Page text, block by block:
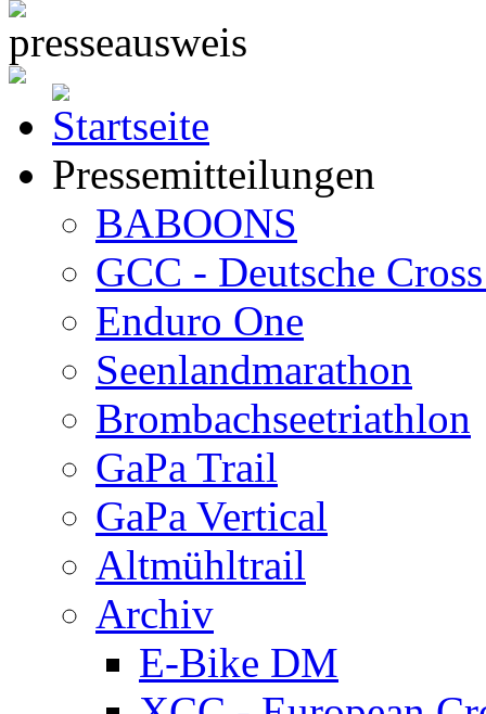
Pressemitteilungen
BABOONS
GCC - Deutsche
Enduro One
Seenlandmarathon
Brombachseetriathlon
GaPa Trail
GaPa Vertical
Altmühltrail
Archiv
E-Bike DM